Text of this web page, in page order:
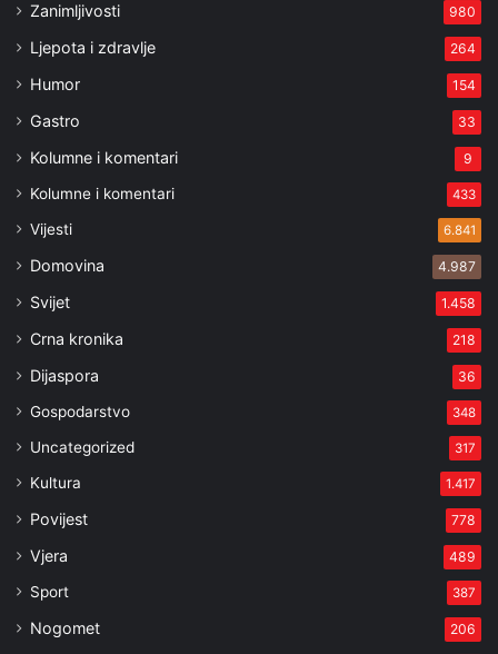
Zanimljivosti 980
Ljepota i zdravlje 264
Humor 154
Gastro 33
Kolumne i komentari 9
Kolumne i komentari 433
Vijesti 6.841
Domovina 4.987
Svijet 1.458
Crna kronika 218
Dijaspora 36
Gospodarstvo 348
Uncategorized 317
Kultura 1.417
Povijest 778
Vjera 489
Sport 387
Nogomet 206